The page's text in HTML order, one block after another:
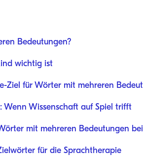
Bedeutungen?
wichtig ist
Ziel für Wörter mit mehreren
Wenn Wissenschaft auf Spiel trifft
mit mehreren Bedeutungen
für die Sprachtherapie